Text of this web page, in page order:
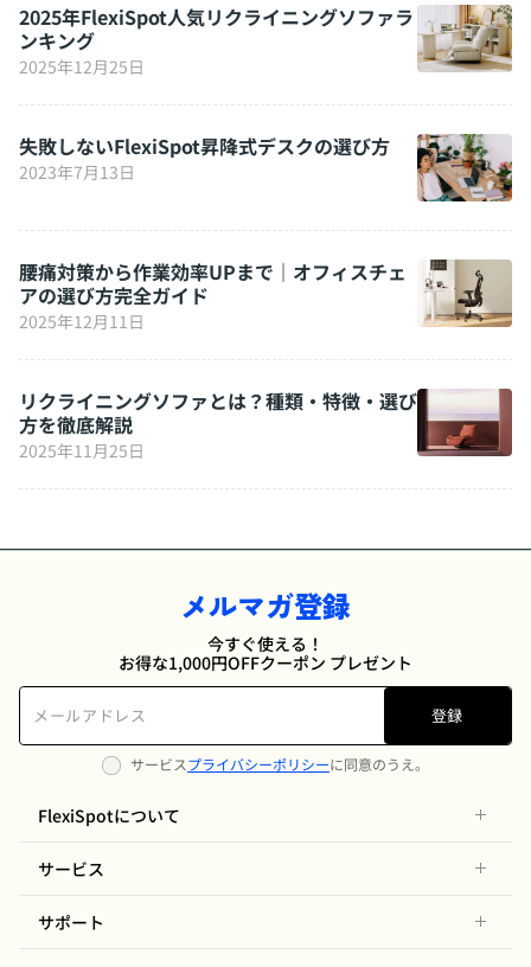
2025年FlexiSpot人気リクライニングソファラ
ンキング
2025年12月25日
失敗しないFlexiSpot昇降式デスクの選び方
2023年7月13日
腰痛対策から作業効率UPまで｜オフィスチェ
アの選び方完全ガイド
2025年12月11日
リクライニングソファとは？種類・特徴・選び
方を徹底解説
2025年11月25日
メルマガ登録
今すぐ使える！
お得な1,000円OFFクーポン プレゼント
登録
サービスプライバシーポリシーに同意のうえ。
FlexiSpotについて
サービス
サポート